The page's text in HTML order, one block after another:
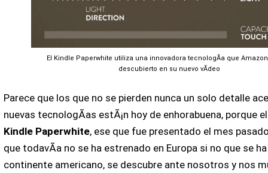
El Kindle Paperwhite utiliza una innovadora tecnologÃ­a que
descubierto en su nuevo vÃ­deo
Parece que los que no se pierden nunca un solo detalle
nuevas tecnologÃ­as estÃ¡n hoy de enhorabuena, porque
Kindle Paperwhite, ese que fue presentado el mes
que todavÃ­a no se ha estrenado en Europa si no que se
continente americano, se descubre ante nosotros y nos